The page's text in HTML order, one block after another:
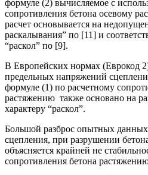
формуле (2) вычисляемое с
сопротивления бетона осевому
расчет основывается на
раскалывания” по [11] и
“раскол” по [9].
В Европейских нормах (Еврокод
предельных напряжений
формуле (1) по расчетному
растяжению также основано на
характеру “раскол”.
Большой разброс опытных
сцепления, при разрушении
объясняется крайней не
сопротивления бетона